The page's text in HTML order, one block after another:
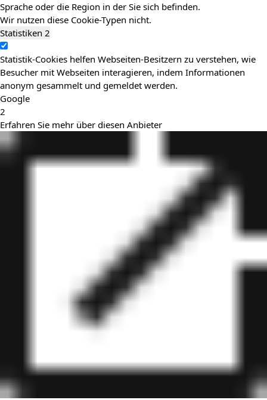
Sprache oder die Region in der Sie sich befinden.
Wir nutzen diese Cookie-Typen nicht.
Statistiken 2
Statistik-Cookies helfen Webseiten-Besitzern zu verstehen, wie
Besucher mit Webseiten interagieren, indem Informationen
anonym gesammelt und gemeldet werden.
Google
2
Erfahren Sie mehr über diesen Anbieter